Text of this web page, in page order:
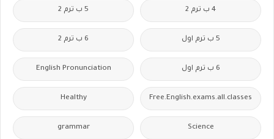
4 ب ترم 2 5 ب ترم 2
5 ب ترم اول 6 ب ترم 2
6 ب ترم اول English Pronunciation
Free.English.exams.all.classes
Healthy
Science
grammar